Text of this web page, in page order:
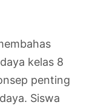
kelas 8
penting
Siswa